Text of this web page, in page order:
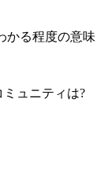
かる程度の意味
ュニティは?